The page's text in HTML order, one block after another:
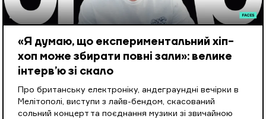
«Я думаю, що експериментальний хіп-
хоп може збирати повні зали»: велике
інтерв’ю зі скало
Про британську електроніку, андеграундні вечірки в
Мелітополі, виступи з лайв-бендом, скасований
сольний концерт та поєднання музики зі звичайною